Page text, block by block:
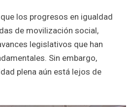
los progresos en igualdad
de movilización social,
legislativos que han
Sin embargo,
plena aún está lejos de